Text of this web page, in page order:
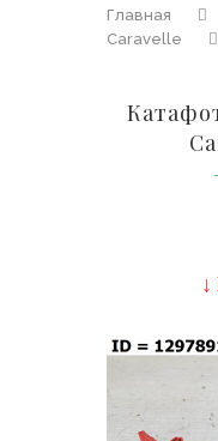
Главная
Caravelle